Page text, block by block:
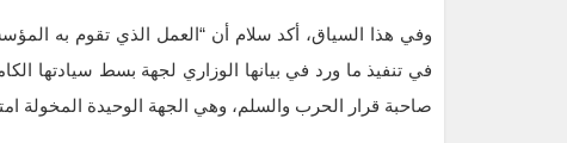
وفي هذا السياق، أكد سلام أن “العمل الذي تقوم به
في تنفيذ ما ورد في بيانها الوزاري لجهة بسط سيادتها
صاحبة قرار الحرب والسلم، وهي الجهة الوحيدة المخولة